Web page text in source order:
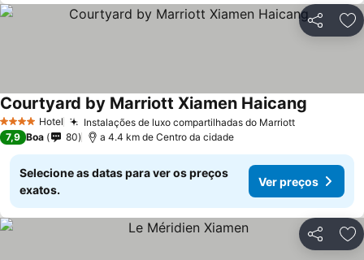
Partilhar
4 EstrelasHotel Instalações de luxo compartilhadas do Marriott
Courtyard by Marriott Xiamen Haicang
7,9 Boa 80 a 4.4 km de Centro da cidade
Selecione as datas para ver os preços
exatos.
Ver preços
Partilhar